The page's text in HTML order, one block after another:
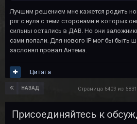
Лучшим решением мне кажется родить
рпг с нуля с теми сторонами в которых
сильны остались в ДАВ. Но они
сами попали. Для нового IP мог бы быть
заслонял провал Антема.
Цитата
НАЗАД Страница 6409 из 6831
Присоединяйтесь к